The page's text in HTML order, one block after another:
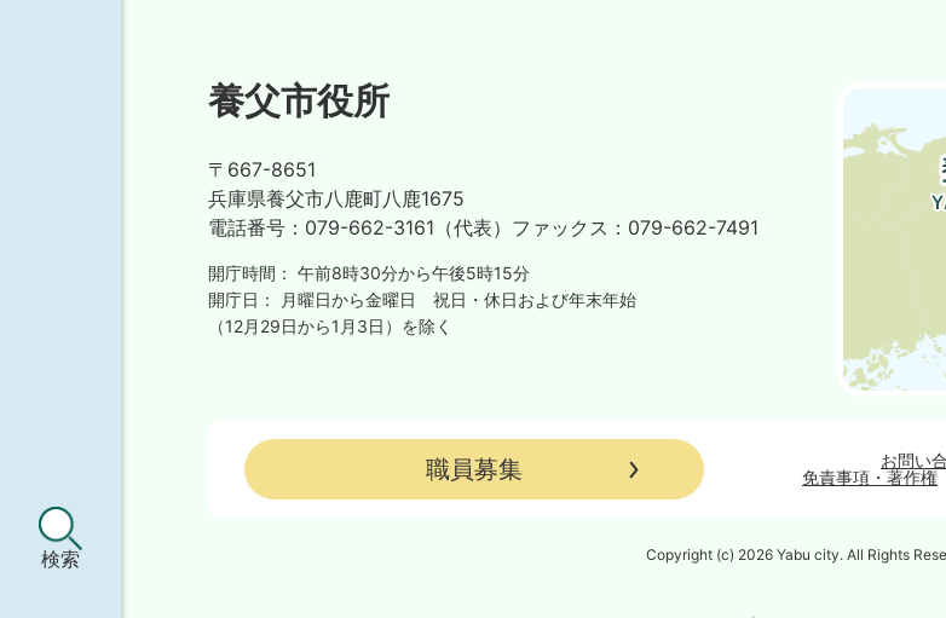
検索
養父市役所
〒667-8651
兵庫県養父市八鹿町八鹿1675
電話番号： 079-662-3161（代表） ファックス： 079-662-7491
開庁時間： 午前8時30分から午後5時15分
開庁日：
月曜日から金曜日
祝日・休日および年末年始
（12月29日から1月3日）を除く
職員募集 お問い
免責事項・著作権
Copyright (c) 2026 Yabu city. All Rights